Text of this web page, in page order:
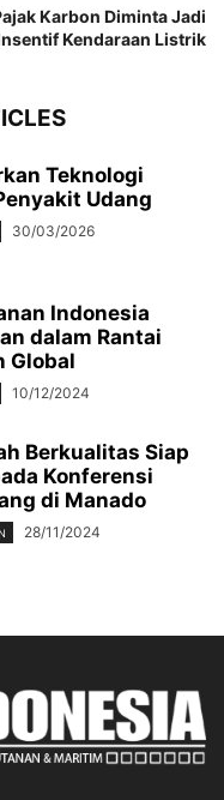
Karbon Diminta Jadi
Kendaraan Listrik
Teknologi
Udang
30/03/2026
Indonesia
dalam Rantai
Global
10/12/2024
Berkualitas Siap
Konferensi
di Manado
28/11/2024